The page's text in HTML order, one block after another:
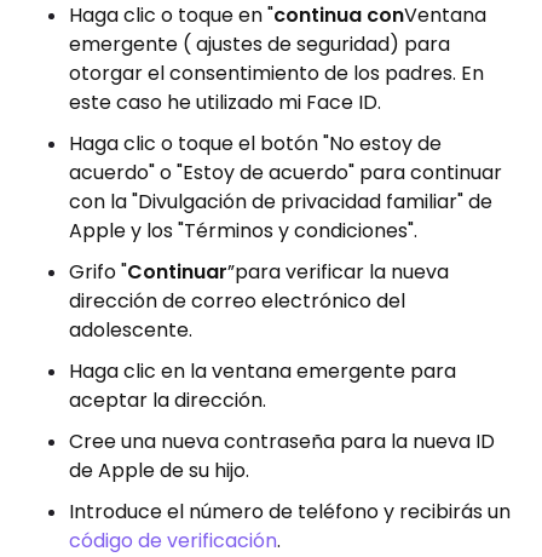
Haga clic o toque en "continua conVentana
emergente ( ajustes de seguridad) para
otorgar el consentimiento de los padres. En
este caso he utilizado mi Face ID.
Haga clic o toque el botón "No estoy de
acuerdo" o "Estoy de acuerdo" para continuar
con la "Divulgación de privacidad familiar" de
Apple y los "Términos y condiciones".
Grifo "Continuar”para verificar la nueva
dirección de correo electrónico del
adolescente.
Haga clic en la ventana emergente para
aceptar la dirección.
Cree una nueva contraseña para la nueva ID
de Apple de su hijo.
Introduce el número de teléfono y recibirás un
código de verificación.